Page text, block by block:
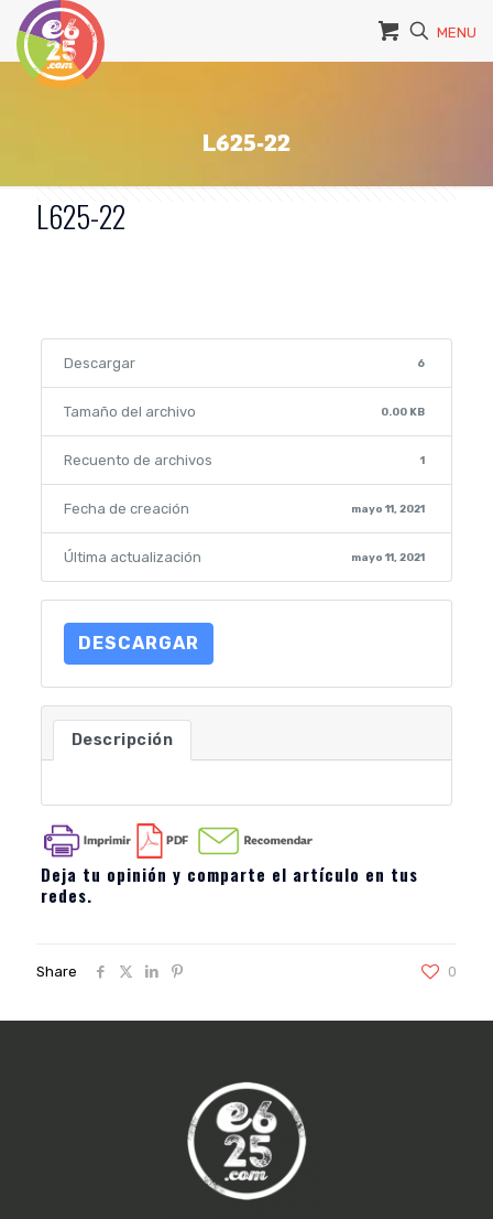
MENU
L625-22
L625-22
Descargar 6
Tamaño del archivo 0.00 KB
Recuento de archivos 1
Fecha de creación mayo 11, 2021
Última actualización mayo 11, 2021
DESCARGAR
Descripción
Deja tu opinión y comparte el artículo en tus
redes.
Share 0